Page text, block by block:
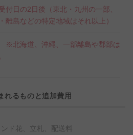
付日の2日後（東北・九州の一部、
離島などの特定地域はそれ以上）
※北海道、沖縄、一部離島や郡部は
れるものと追加費用
ンド花、立札、配送料